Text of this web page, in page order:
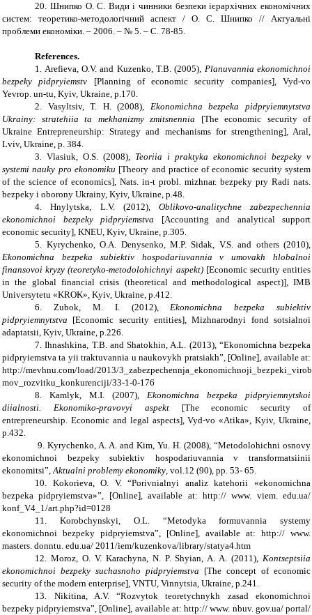
20. Шнипко О. С. Види і чинники безпеки ієрархічних економічних
систем: теоретико-методологічний аспект / О. С. Шнипко // Актуальні
проблеми економіки. – 2006. – № 5. – С. 78-85.
References.
1. Arefieva, O.V. and Kuzenko, T.B. (2005), Planuvannia ekonomichnoi
bezpeky pidpryiemstv [Planning of economic security companies], Vyd-vo
Yevrop. un-tu, Kyiv, Ukraine, p.170.
2. Vasyltsiv, T. H. (2008), Ekonomichna bezpeka pidpryiemnytstva
Ukrainy: stratehiia ta mekhanizmy zmitsnennia [The economic security of
Ukraine Entrepreneurship: Strategy and mechanisms for strengthening], Aral,
Lviv, Ukraine, p. 384.
3. Vlasiuk, O.S. (2008), Teoriia i praktyka ekonomichnoi bezpeky v
systemi nauky pro ekonomiku [Theory and practice of economic security system
of the science of economics], Nats. in-t probl. mizhnar. bezpeky pry Radi nats.
bezpeky i oborony Ukrainy, Kyiv, Ukraine, p.48.
4. Hnylytska, L.V. (2012), Oblikovo-analitychne zabezpechennia
ekonomichnoi bezpeky pidpryiemstva [Accounting and analytical support
economic security], KNEU, Kyiv, Ukraine, p.305.
5. Kyrychenko, O.A. Denysenko, M.P. Sidak, V.S. and others (2010),
Ekonomichna bezpeka subiektiv hospodariuvannia v umovakh hlobalnoi
finansovoi kryzy (teoretyko-metodolohichnyi aspekt)[Economic security entities
in the global financial crisis (theoretical and methodological aspect)], IMB
Universytetu «KROK», Kyiv, Ukraine, p.412.
6. Zubok, M. I. (2012),Ekonomichna bezpeka subiektiv
pidpryiemnytstva [Economic security entities], Mizhnarodnyi fond sotsialnoi
adaptatsii, Kyiv, Ukraine, p.226.
7. Ihnashkina, T.B. and Shatokhin, A.L. (2013), “Ekonomichna bezpeka
pidpryiemstva ta yii traktuvannia u naukovykh pratsiakh”, [Online], available at:
http://mevhnu.com/load/2013/
mov_rozvitku_konkurenciji/33-1-0-176
8. Kamlyk, M.I. (2007),Ekonomichna bezpeka pidpryiemnytskoi
diialnosti. Ekonomiko-pravovyi aspekt [The economic security of
entrepreneurship. Economic and legal aspects], Vyd-vo «Atika», Kyiv, Ukraine,
p.432.
9. Kyrychenko, A. A. and Kim, Yu. H. (2008), “Metodolohichni osnovy
ekonomichnoi bezpeky subiektiv hospodariuvannia v transformatsiinii
ekonomitsi”,Aktualni problemy ekonomiky, vol.12 (90), pp. 53- 65.
10. Kokorieva, O. V. “Porivnialnyi analiz katehorii «ekonomichna
bezpeka pidpryiemstva»”, [Online], available at: http:// www. viem. edu.ua/
konf_V4_1/art.php?id=0128
11. Korobchynskyi, O.L. “Metodyka formuvannia systemy
ekonomichnoi bezpeky pidpryiemstva”, [Online], available at: http:// www.
masters. donntu. edu.ua/ 2011/iem/kuzenkova/library/statya4.htm
12. Moroz, O. V. Karachyna, N. P. Shyian, A. A. (2011), Kontseptsiia
ekonomichnoi bezpeky suchasnoho pidpryiemstva [The concept of economic
security of the modern enterprise], VNTU, Vinnytsia, Ukraine, p.241.
13. Nikitina, A.V. “Rozvytok teoretychnykh zasad ekonomichnoi
bezpeky pidpryiemstva”, [Online], available at: http:// www. nbuv. gov.ua/ portal/